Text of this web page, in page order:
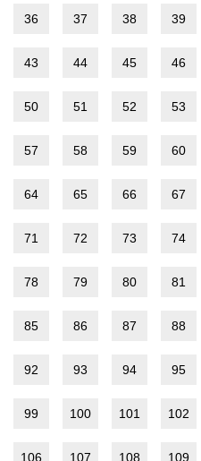
36 37 38 39
43 44 45 46
50 51 52 53
57 58 59 60
64 65 66 67
71 72 73 74
78 79 80 81
85 86 87 88
92 93 94 95
99 100 101 102
106 107 108 109